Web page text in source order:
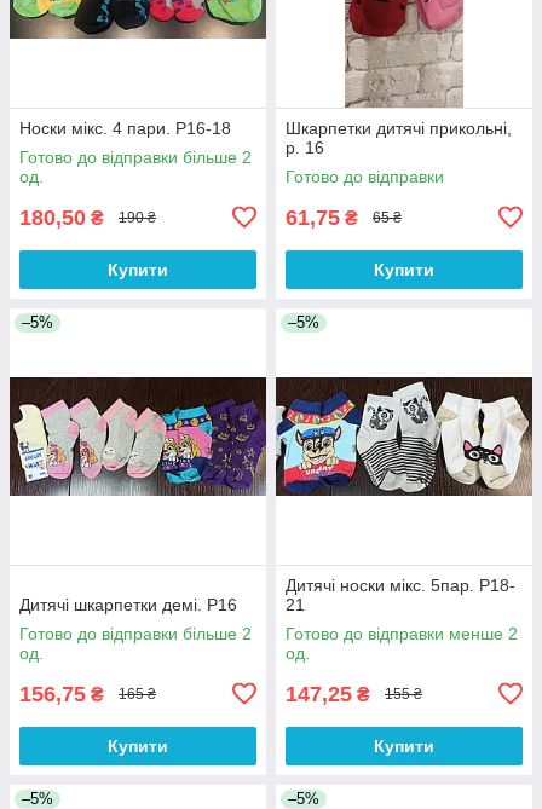
Носки мікс. 4 пари. Р16-18
Готово до відправки більше 2
од.
180,50 ₴ 190 ₴
Купити
Шкарпетки дитячі прикольні,
р. 16
Готово до відправки
61,75 ₴ 65 ₴
Купити
–5%
Дитячі шкарпетки демі. Р16
Готово до відправки більше 2
од.
156,75 ₴ 165 ₴
Купити
–5%
Дитячі носки мікс. 5пар. Р18-
21
Готово до відправки менше 2
од.
147,25 ₴ 155 ₴
Купити
–5% –5%